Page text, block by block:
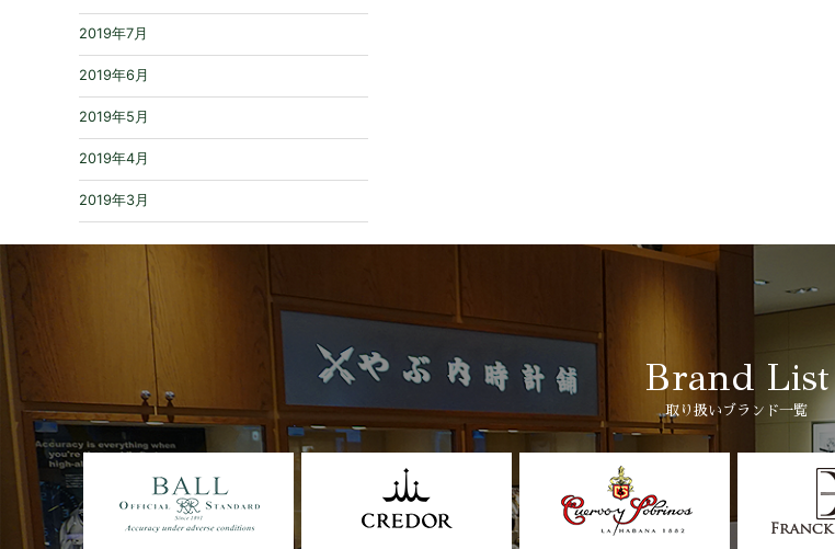
2019年7月
2019年6月
2019年5月
2019年4月
2019年3月
Brand List
取り扱いブランド一覧